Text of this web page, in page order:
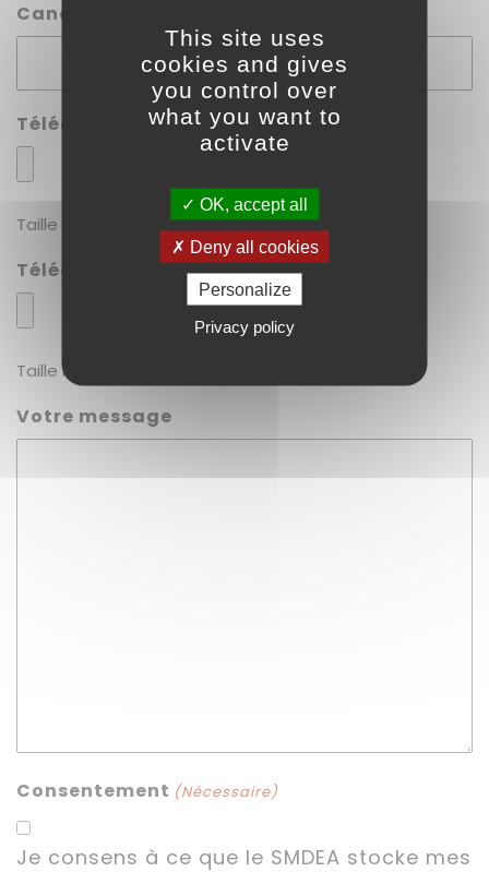
Candidature sur quel poste :
Téléchargez votre CV(Nécessaire)
Taille max. des fichiers : 15 MB.
Télécharger votre lettre de motivation
Taille max. des fichiers : 15 MB.
Votre message
Consentement (Nécessaire)
Je consens à ce que le SMDEA stocke mes
This site uses
cookies and gives
you control over
what you want to
activate
OK, accept all
Deny all cookies
Personalize
Privacy policy